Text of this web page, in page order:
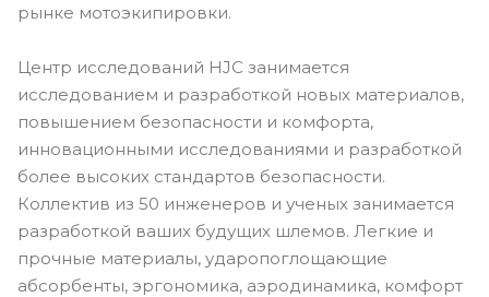
рынке мотоэкипировки.
Центр исследований HJC занимается
исследованием и разработкой новых материалов,
повышением безопасности и комфорта,
инновационными исследованиями и разработкой
более высоких стандартов безопасности.
Коллектив из 50 инженеров и ученых занимается
разработкой ваших будущих шлемов. Легкие и
прочные материалы, ударопоглощающие
абсорбенты, эргономика, аэродинамика, комфорт